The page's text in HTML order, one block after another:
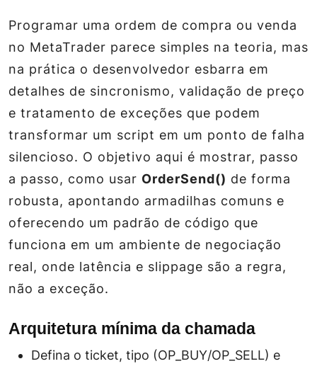
Programar uma ordem de compra ou venda
no MetaTrader parece simples na teoria, mas
na prática o desenvolvedor esbarra em
detalhes de sincronismo, validação de preço
e tratamento de exceções que podem
transformar um script em um ponto de falha
silencioso. O objetivo aqui é mostrar, passo
a passo, como usar OrderSend() de forma
robusta, apontando armadilhas comuns e
oferecendo um padrão de código que
funciona em um ambiente de negociação
real, onde latência e slippage são a regra,
não a exceção.
Arquitetura mínima da chamada
Defina o ticket, tipo (OP_BUY/OP_SELL) e